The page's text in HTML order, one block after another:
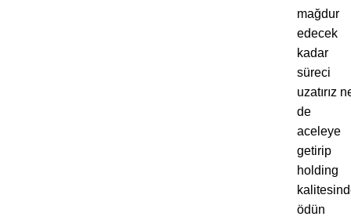
mağdur
edecek
kadar
süreci
uzatırız
de
aceleye
getirip
holding
ödün